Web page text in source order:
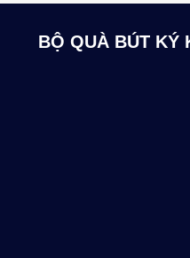
BỘ QUÀ BÚT KÝ